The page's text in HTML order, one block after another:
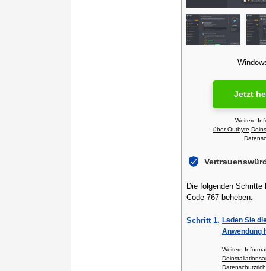
Jetzt
Weitere
über Outbyte
Die folgenden Schritte
Code-767 beheben:
Schritt 1. Laden Sie
Anwendung
Weitere